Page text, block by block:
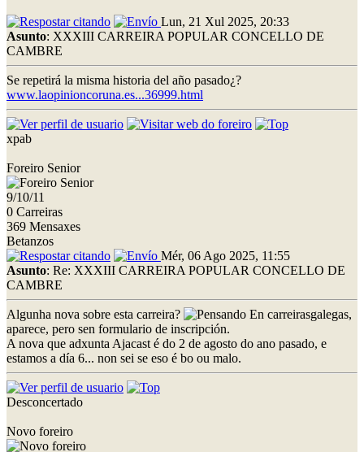
Lun, 21 Xul 2025, 20:33
Asunto: XXXIII CARREIRA POPULAR CONCELLO DE
CAMBRE
Se repetirá la misma historia del año pasado¿?
www.laopinioncoruna.es...36999.html
xpab
Foreiro Senior
9/10/11
0 Carreiras
369 Mensaxes
Betanzos
Mér, 06 Ago 2025, 11:55
Asunto: Re: XXXIII CARREIRA POPULAR CONCELLO DE
CAMBRE
Algunha nova sobre esta carreira?
En carreirasgalegas,
aparece, pero sen formulario de inscripción.
A nova que adxunta Ajacast é do 2 de agosto do ano pasado, e
estamos a día 6... non sei se eso é bo ou malo.
Desconcertado
Novo foreiro